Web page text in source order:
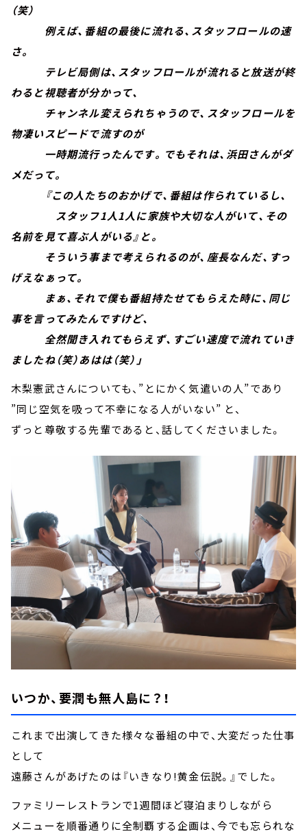
（笑）
例えば、番組の最後に流れる、スタッフロールの速
さ。
テレビ局側は、スタッフロールが流れると放送が終
わると視聴者が分かって、
チャンネル変えられちゃうので、スタッフロールを
物凄いスピードで流すのが
一時期流行ったんです。でもそれは、浜田さんがダ
メだって。
『この人たちのおかげで、番組は作られているし、
スタッフ1人1人に家族や大切な人がいて、その
名前を見て喜ぶ人がいる』と。
そういう事まで考えられるのが、座長なんだ、すっ
げえなぁって。
まぁ、それで僕も番組持たせてもらえた時に、同じ
事を言ってみたんですけど、
全然聞き入れてもらえず、すごい速度で流れていき
ましたね（笑）あはは（笑）」
木梨憲武さんについても、”とにかく気遣いの人”であり
”同じ空気を吸って不幸になる人がいない” と、
ずっと尊敬する先輩であると、話してくださいました。
いつか、要潤も無人島に？！
これまで出演してきた様々な番組の中で、大変だった仕事
として
遠藤さんがあげたのは『いきなり!黄金伝説。』でした。
ファミリーレストランで1週間ほど寝泊まりしながら
メニューを順番通りに全制覇する企画は、今でも忘られな